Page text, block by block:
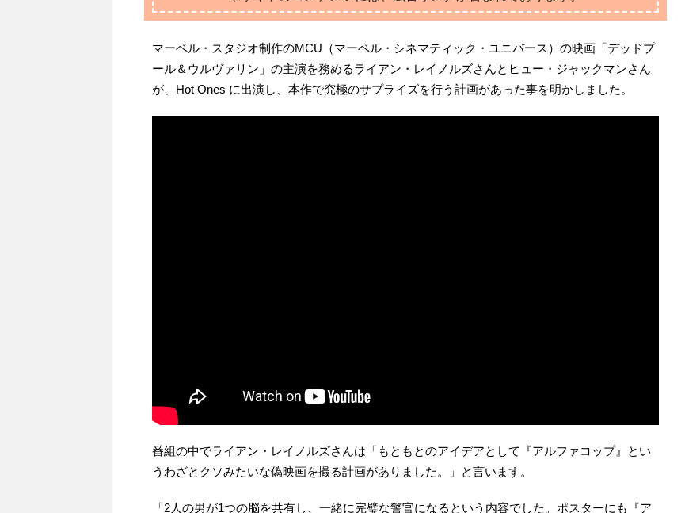
マーベル・スタジオ制作のMCU（マーベル・シネマティック・ユニバース）の映画「デッドプ
ール＆ウルヴァリン」の主演を務めるライアン・レイノルズさんとヒュー・ジャックマンさん
が、Hot Ones に出演し、本作で究極のサプライズを行う計画があった事を明かしました。
番組の中でライアン・レイノルズさんは「もともとのアイデアとして『アルファコップ』とい
うわざとクソみたいな偽映画を撮る計画がありました。」と言います。
「2人の男が1つの脳を共有し、一緒に完璧な警官になるという内容でした。ポスターにも『ア